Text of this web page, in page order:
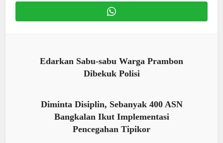
Edarkan Sabu-sabu Warga Prambon
Dibekuk Polisi
Diminta Disiplin, Sebanyak 400 ASN
Bangkalan Ikut Implementasi
Pencegahan Tipikor